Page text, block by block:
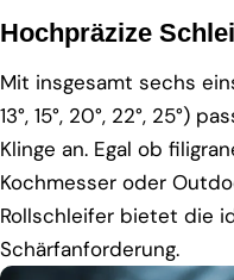
Hochpräzize
Mit insgesamt sechs
13°, 15°, 20°, 22°, 25°)
Klinge an. Egal ob
Kochmesser oder
Rollschleifer bietet die
Schärfanforderung.